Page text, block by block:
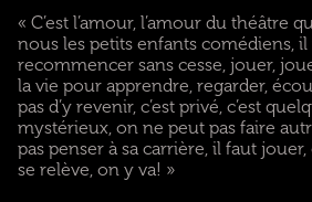
« C’est l’amour, l’amour du théâtre
nous les petits enfants comédiens, il
recommencer sans cesse, jouer,
la vie pour apprendre, regarder,
pas d’y revenir, c’est privé, c’est
mystérieux, on ne peut pas faire
pas penser à sa carrière, il faut
se relève, on y va! »